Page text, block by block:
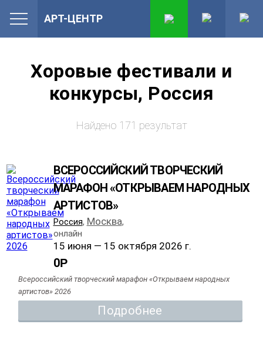
Хоровые фестивали и
конкурсы, Россия
Найдено 171 результат
ВСЕРОССИЙСКИЙ ТВОРЧЕСКИЙ
МАРАФОН «ОТКРЫВАЕМ НАРОДНЫХ
АРТИСТОВ»
Россия, Москва,
онлайн
15 июня — 15 октября 2026 г.
0Р
Всероссийский творческий марафон «Открываем народных
артистов» 2026
Подробнее
АРТ-ЦЕНТР